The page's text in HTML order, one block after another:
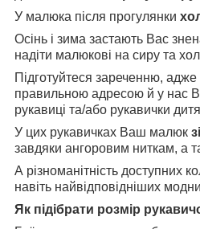
У малюка після прогулянки
Осінь і зима застають Вас
надіти малюкові на сиру та
Підготуйтеся зареченню,
правильною адресою й у нас
рукавиці та/або рукавички
У цих рукавичках Ваш малюк
завдяки ангоровим ниткам, а
А різноманітність доступних
навіть найвідповідніших
Як підібрати розмір